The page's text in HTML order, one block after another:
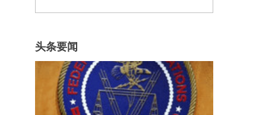
头条要闻